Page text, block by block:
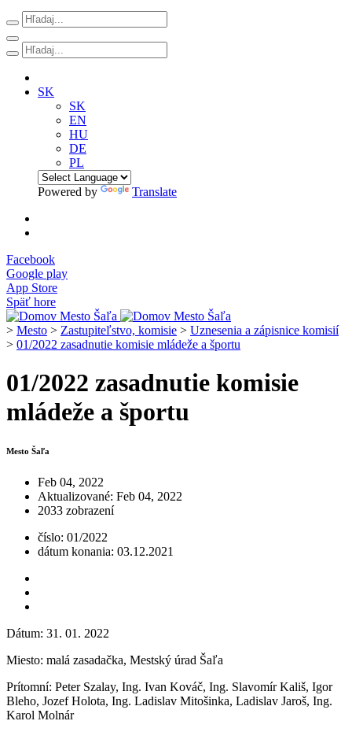
SK
SK
EN
HU
DE
PL
Powered by Translate
Facebook
Google play
App Store
Späť hore
> Mesto > Zastupiteľstvo, komisie > Uznesenia a zápisnice komisií
> 01/2022 zasadnutie komisie mládeže a športu
01/2022 zasadnutie komisie
mládeže a športu
Mesto Šaľa
Feb 04, 2022
Aktualizované: Feb 04, 2022
2033 zobrazení
číslo: 01/2022
dátum konania: 03.12.2021
Dátum: 31. 01. 2022
Miesto: malá zasadačka, Mestský úrad Šaľa
Prítomní: Peter Szalay, Ing. Ivan Kováč, Ing. Slavomír Kališ, Igor
Bleho, Jozef Holota, Ing. Ladislav Mitošinka, Ladislav Jaroš, Ing.
Karol Molnár